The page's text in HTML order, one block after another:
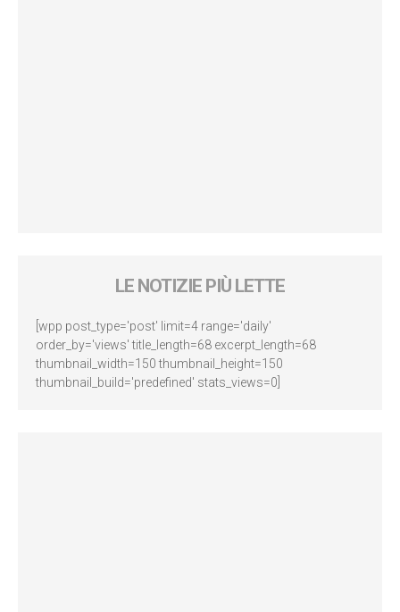
LE NOTIZIE PIÙ LETTE
[wpp post_type='post' limit=4 range='daily'
order_by='views' title_length=68 excerpt_length=68
thumbnail_width=150 thumbnail_height=150
thumbnail_build='predefined' stats_views=0]